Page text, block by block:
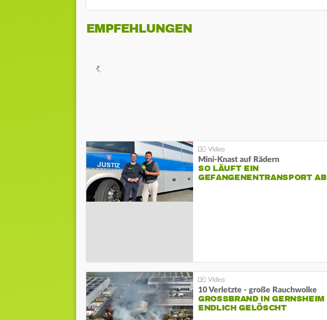
EMPFEHLUNGEN
Mini-Knast auf Rädern
SO LÄUFT EIN
GEFANGENENTRANSPORT AB
10 Verletzte - große Rauchwolke
GROSSBRAND IN GERNSHEIM E
NDLICH GELÖSCHT